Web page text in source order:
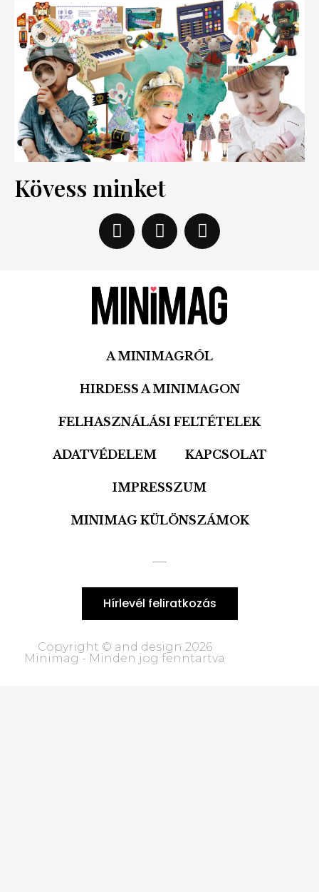
Kövess minket
A MINIMAGRÓL
HIRDESS A MINIMAGON
FELHASZNÁLÁSI FELTÉTELEK
ADATVÉDELEM KAPCSOLAT
IMPRESSZUM
MINIMAG KÜLÖNSZÁMOK
Hírlevél feliratkozás
Copyright © and design 2026
Minimag - Minden jog fenntartva